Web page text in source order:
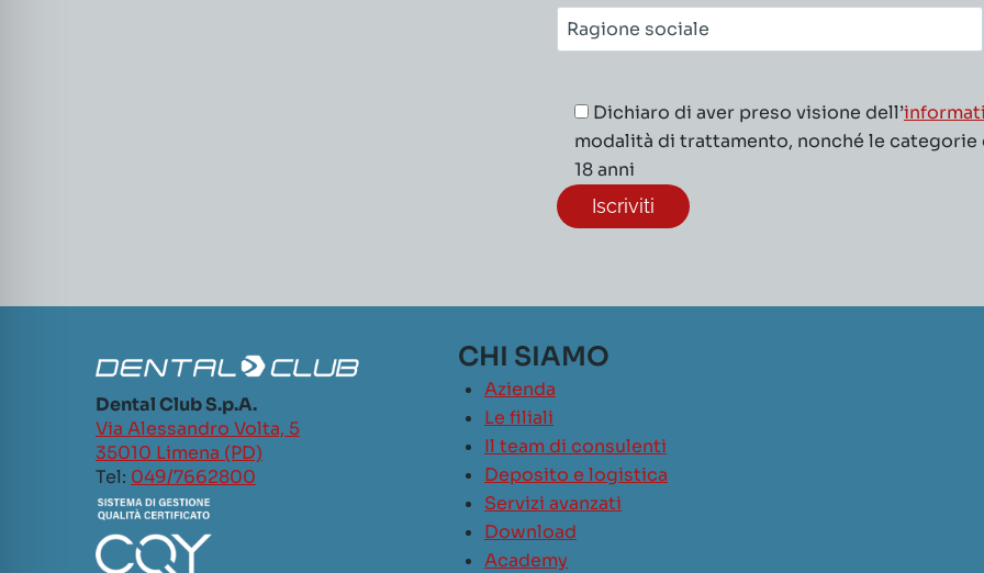
Ragione
sociale*
Dichiaro di aver preso visione dell’
modalità di trattamento, nonché le
18 anni
Dental Club S.p.A.
Via Alessandro Volta, 5
35010 Limena (PD)
Tel: 049/7662800
CHI SIAMO
Azienda
Le filiali
Il team di consulenti
Deposito e logistica
Servizi avanzati
Download
Academy